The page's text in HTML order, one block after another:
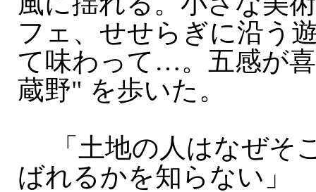
フェ、せせらぎに沿う
て味わって…。五感が
蔵野" を歩いた。
「土地の人はなぜそ
ばれるかを知らない」